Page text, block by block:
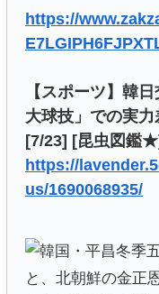
https://
【スポーツ】韓
大球技」での実
[7/23] [昆虫図鑑
https://
us/1690068935/